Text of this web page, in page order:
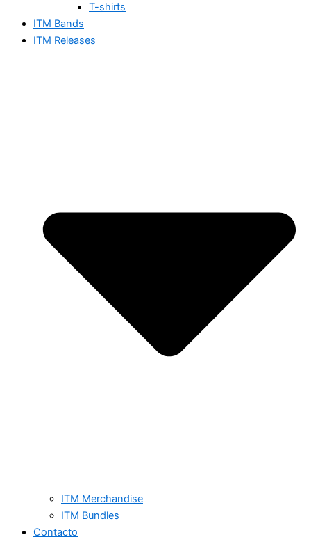
T-shirts
ITM Bands
ITM Releases
ITM Merchandise
ITM Bundles
Contacto